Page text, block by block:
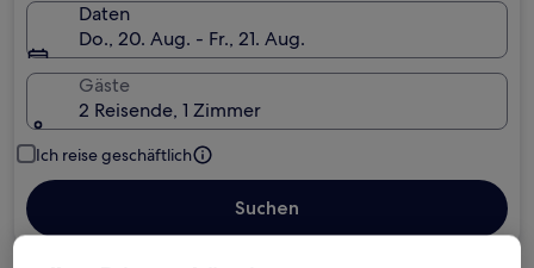
Daten
Do., 20. Aug. - Fr., 21. Aug.
Gäste
2 Reisende, 1 Zimmer
Ich reise geschäftlich
Suchen